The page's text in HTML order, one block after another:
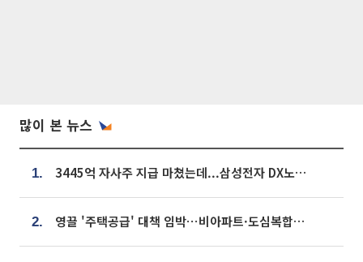
많이 본 뉴스
1. 3445억 자사주 지급 마쳤는데...삼성전자 DX노조, 뒤늦은 '떼쓰기 집회'
2. 영끌 '주택공급' 대책 임박⋯비아파트·도심복합까지 총동원